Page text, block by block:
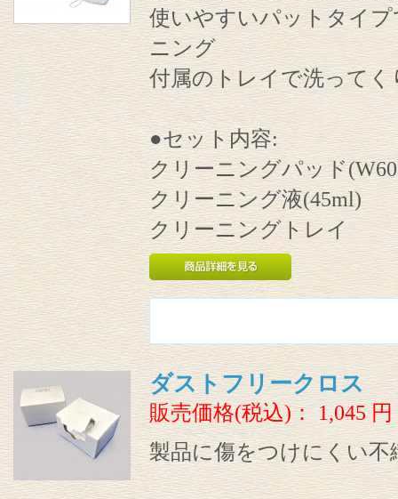
使いやすいパットタイ
ニング
付属のトレイで洗って
●セット内容:
クリーニングパッド
クリーニング液(45ml)
クリーニングトレイ
ダストフリークロス
販売価格(税込)： 1,045円
製品に傷をつけにくい